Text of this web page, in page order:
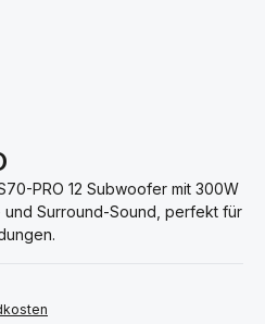
PRO 12 Subwoofer mit 300W
Surround-Sound, perfekt für